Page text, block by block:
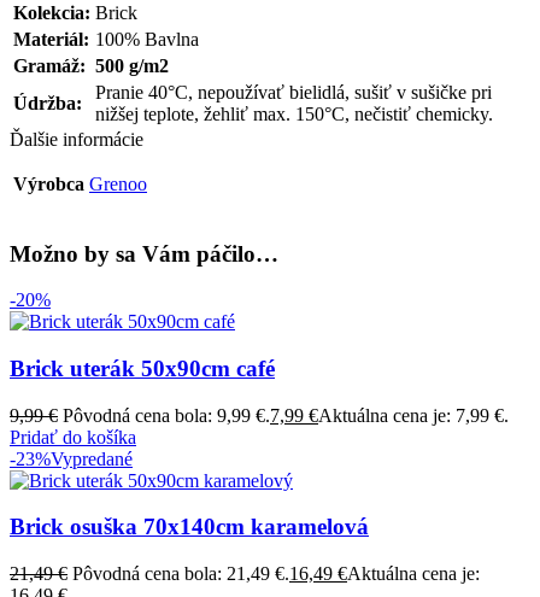
Kolekcia: Brick
Materiál: 100% Bavlna
Gramáž: 500 g/m2
Údržba:
Pranie 40°C, nepoužívať bielidlá, sušiť v sušičke pri
nižšej teplote, žehliť max. 150°C, nečistiť chemicky.
Ďalšie informácie
Výrobca Grenoo
Možno by sa Vám páčilo…
-20%
Brick uterák 50x90cm café
9,99€ Pôvodná cena bola: 9,99 €.7,99 €Aktuálna cena je: 7,99 €.
Pridať do košíka
-23%Vypredané
Brick osuška 70x140cm karamelová
21,49€ Pôvodná cena bola: 21,49 €.16,49 €Aktuálna cena je: